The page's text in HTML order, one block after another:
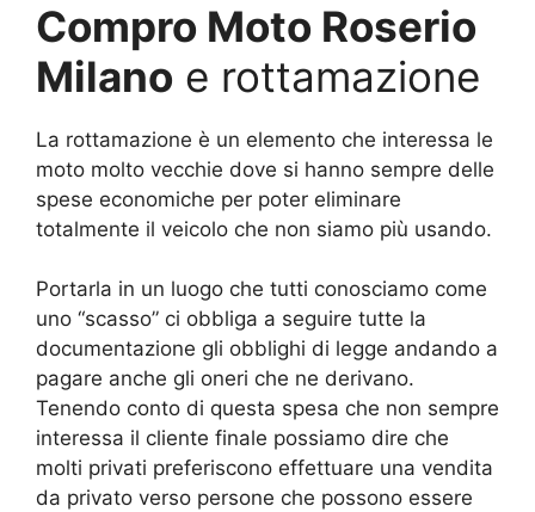
Compro Moto Roserio
Milano e rottamazione
La rottamazione è un elemento che interessa le
moto molto vecchie dove si hanno sempre delle
spese economiche per poter eliminare
totalmente il veicolo che non siamo più usando.
Portarla in un luogo che tutti conosciamo come
uno “scasso” ci obbliga a seguire tutte la
documentazione gli obblighi di legge andando a
pagare anche gli oneri che ne derivano.
Tenendo conto di questa spesa che non sempre
interessa il cliente finale possiamo dire che
molti privati preferiscono effettuare una vendita
da privato verso persone che possono essere